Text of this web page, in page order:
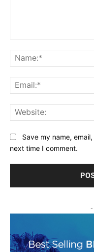
Save my name,
next time I comment.
-